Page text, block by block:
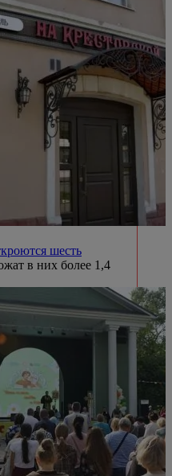
шесть
в них более 1,4